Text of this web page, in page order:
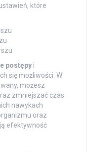
które
postępy i
się możliwości. W
możesz
zmniejszać czas
nawykach
oraz
efektywność